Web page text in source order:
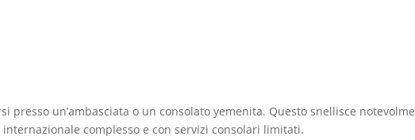
un’ambasciata o un consolato yemenita. Questo snellisce
complesso e con servizi consolari limitati.